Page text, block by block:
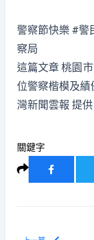
警察節快樂 #警
察局
這篇文章桃園
位警察楷模及
灣新聞雲報 提供
關鍵字